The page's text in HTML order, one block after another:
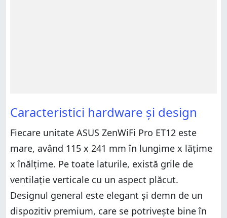
Caracteristici hardware și design
Fiecare unitate ASUS ZenWiFi Pro ET12 este
mare, având 115 x 241 mm în lungime x lățime
x înălțime. Pe toate laturile, există grile de
ventilație verticale cu un aspect plăcut.
Designul general este elegant și demn de un
dispozitiv premium, care se potrivește bine în